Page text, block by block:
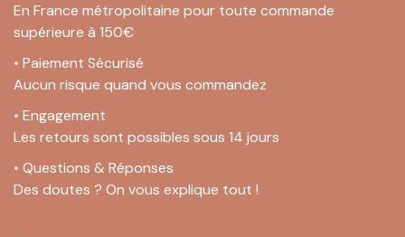
En France métropolitaine pour toute commande
supérieure à 150€
• Paiement Sécurisé
Aucun risque quand vous commandez
• Engagement
Les retours sont possibles sous 14 jours
• Questions & Réponses
Des doutes ? On vous explique tout !